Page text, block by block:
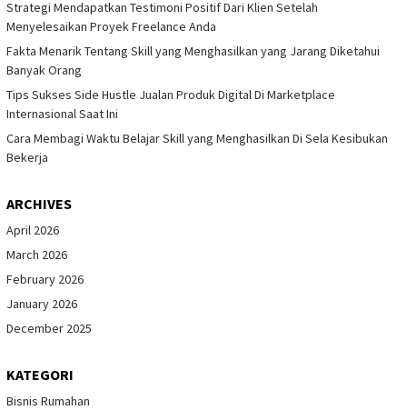
Strategi Mendapatkan Testimoni Positif Dari Klien Setelah
Menyelesaikan Proyek Freelance Anda
Fakta Menarik Tentang Skill yang Menghasilkan yang Jarang Diketahui
Banyak Orang
Tips Sukses Side Hustle Jualan Produk Digital Di Marketplace
Internasional Saat Ini
Cara Membagi Waktu Belajar Skill yang Menghasilkan Di Sela Kesibukan
Bekerja
ARCHIVES
April 2026
March 2026
February 2026
January 2026
December 2025
KATEGORI
Bisnis Rumahan